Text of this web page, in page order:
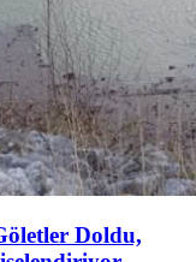
Doldu,